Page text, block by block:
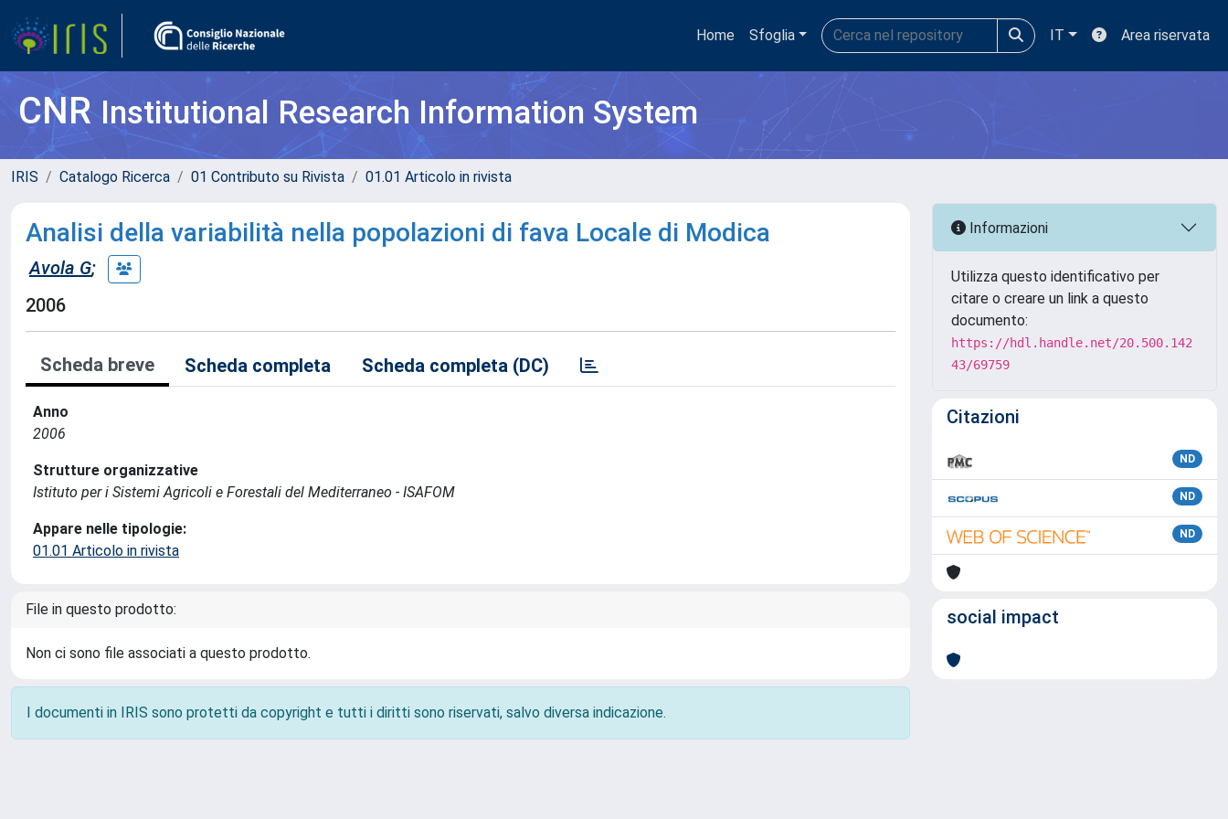
Home Sfoglia IT Area riservata
CNRInstitutional Research Information System
IRIS Catalogo Ricerca 01 Contributo su Rivista 01.01 Articolo in rivista
Analisi della variabilità nella popolazioni di fava Locale di Modica
Avola G;
2006
Scheda breve Scheda completa Scheda completa (DC)
Anno
2006
Strutture organizzative
Istituto per i Sistemi Agricoli e Forestali del Mediterraneo - ISAFOM
Appare nelle tipologie:
01.01 Articolo in rivista
File in questo prodotto:
Non ci sono file associati a questo prodotto.
I documenti in IRIS sono protetti da copyright e tutti i diritti sono riservati, salvo diversa indicazione.
Informazioni
Utilizza questo identificativo per
citare o creare un link a questo
documento:
https://hdl.handle.net/20.500.142
43/69759
Citazioni
ND
ND
ND
social impact